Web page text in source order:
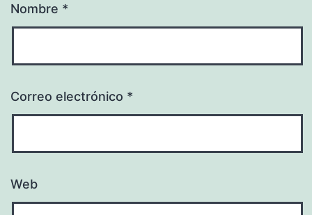
Nombre *
Correo electrónico *
Web